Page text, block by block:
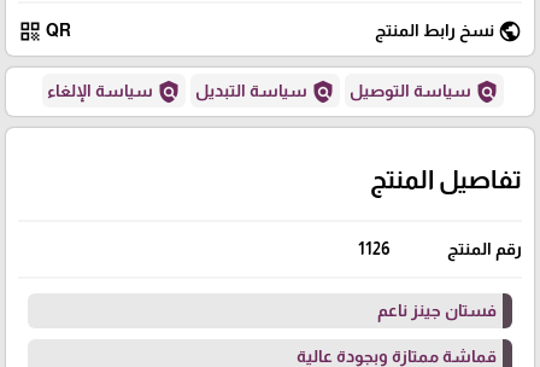
public نسخ رابط المنتج QR
qr_code
policy سياسة التوصيل policy سياسة التبديل policy سياسة الإلغاء
تفاصيل المنتج
رقم المنتج 1126
فستان جينز ناعم
قماشة ممتازة وبجودة عالية